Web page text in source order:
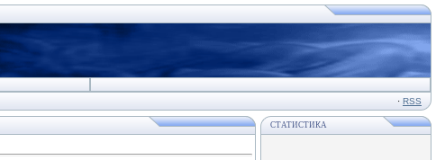
· RSS
СТАТИСТИКА